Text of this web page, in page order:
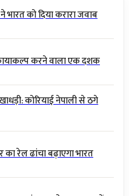
को दिया करारा जवाब
करने वाला एक दशक
कोरियाई नेपाली से ठगे
का रेल ढांचा बढ़ाएगा भारत